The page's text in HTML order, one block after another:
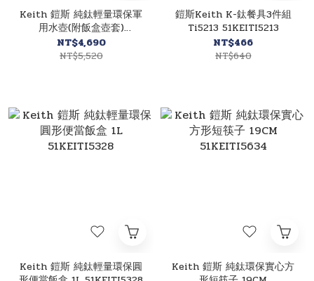
Keith 鎧斯 純鈦輕量環保軍
用水壺(附飯盒壺套)
52KEITI3060
NT$4,690
NT$5,520
鎧斯Keith K-鈦餐具3件組
Ti5213 51KEITI5213
NT$466
NT$640
Keith 鎧斯 純鈦輕量環保圓
Keith 鎧斯 純鈦環保實心方